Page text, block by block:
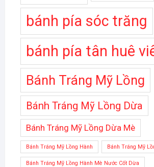
bánh pía sóc trăng
bánh pía tân huê
Bánh Tráng Mỹ Lồng
Bánh Tráng Mỹ Lồng Dừa
Bánh Tráng Mỹ Lồng Dừa Mè
Bánh Tráng Mỹ Lồng Hành Bánh Tráng Mỹ
Bánh Tráng Mỹ Lồng Hành Mè Nước Cốt Dừa